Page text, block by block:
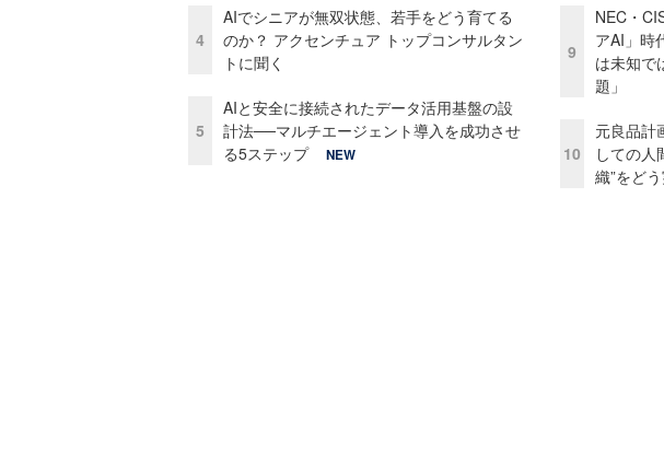
4
AIでシニアが無双状態、若手をどう育てる
のか？ アクセンチュア トップコンサルタン
トに聞く
5
AIと安全に接続されたデータ活用基盤の設
計法──マルチエージェント導入を成功させ
る5ステップ
NEW
9
NEC・
アAI」時
は未知で
題」
10
元良品計
しての
織”をど